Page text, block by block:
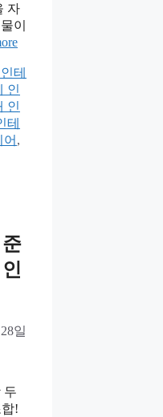
자
이
테
인
인
테
,
일
두
!